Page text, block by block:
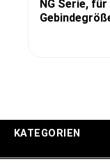
NG Serie,
KATEGORIEN